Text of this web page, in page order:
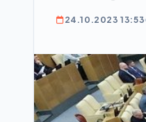
24.10.2023 13:53